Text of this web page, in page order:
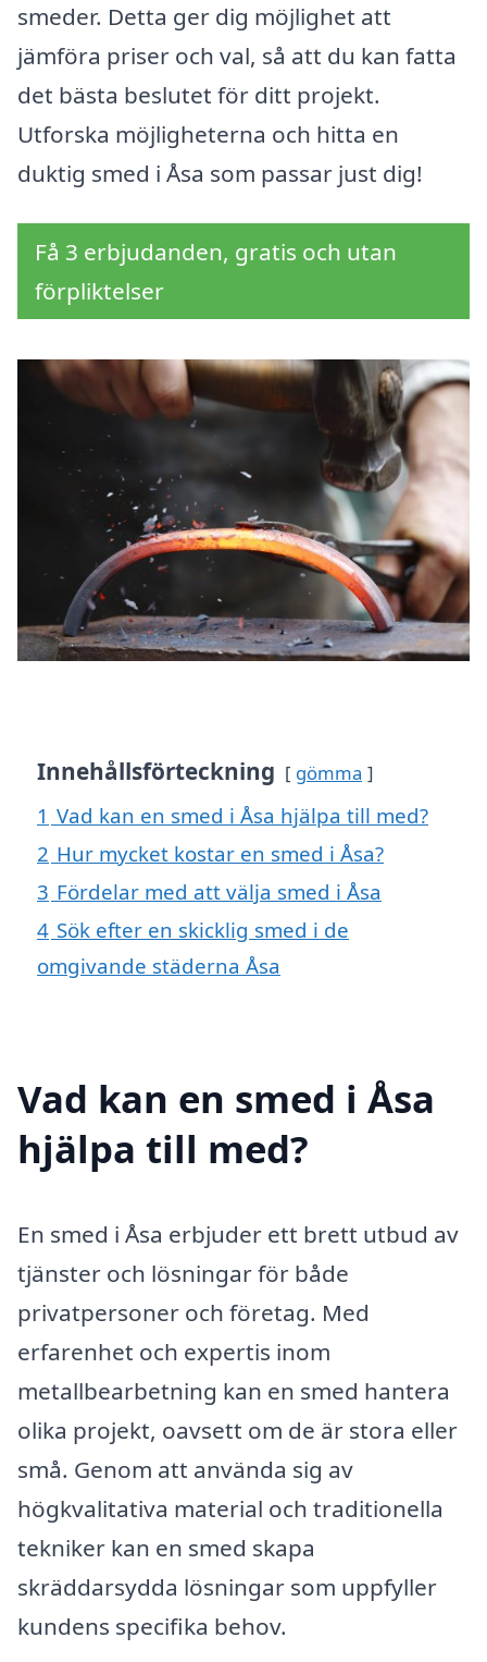
smeder. Detta ger dig möjlighet att
jämföra priser och val, så att du kan fatta
det bästa beslutet för ditt projekt.
Utforska möjligheterna och hitta en
duktig smed i Åsa som passar just dig!
Få 3 erbjudanden, gratis och utan
förpliktelser
Innehållsförteckning gömma
1 Vad kan en smed i Åsa hjälpa till med?
2 Hur mycket kostar en smed i Åsa?
3 Fördelar med att välja smed i Åsa
4 Sök efter en skicklig smed i de
omgivande städerna Åsa
Vad kan en smed i Åsa
hjälpa till med?
En smed i Åsa erbjuder ett brett utbud av
tjänster och lösningar för både
privatpersoner och företag. Med
erfarenhet och expertis inom
metallbearbetning kan en smed hantera
olika projekt, oavsett om de är stora eller
små. Genom att använda sig av
högkvalitativa material och traditionella
tekniker kan en smed skapa
skräddarsydda lösningar som uppfyller
kundens specifika behov.